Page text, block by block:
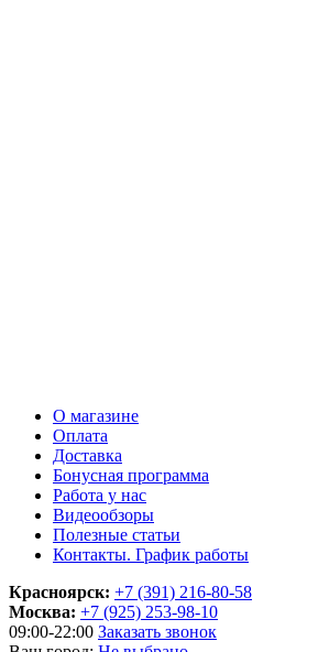
О магазине
Оплата
Доставка
Бонусная программа
Работа у нас
Видеообзоры
Полезные статьи
Контакты. График работы
Красноярск: +7 (391) 216-80-58
Москва: +7 (925) 253-98-10
09:00-22:00 Заказать звонок